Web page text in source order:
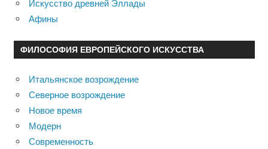
Искусство древней Эллады
Афины
ФИЛОСОФИЯ ЕВРОПЕЙСКОГО ИСКУССТВА
Итальянское возрождение
Северное возрождение
Новое время
Модерн
Современность